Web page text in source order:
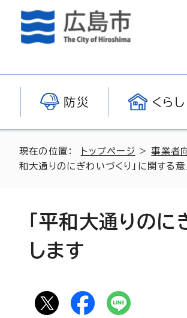
防災 くら
現在の位置： トップページ >事業者
和大通りのにぎわいづくり」に関する
「平和大通りの
します